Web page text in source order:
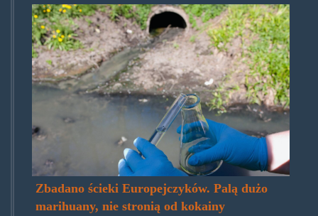
wastewater.jpg
Zbadano ścieki Europejczyków. Palą dużo
marihuany, nie stronią od kokainy